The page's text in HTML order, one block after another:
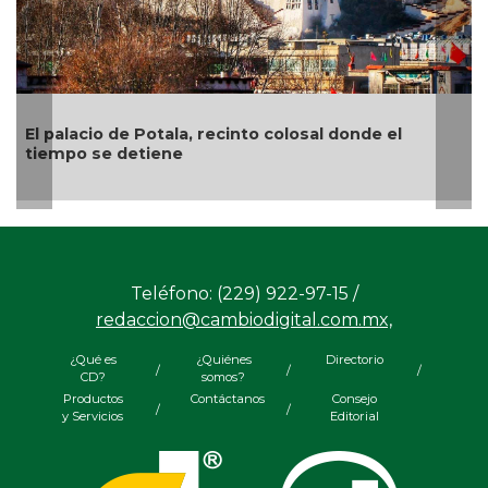
colosal donde el
“El arte es como una
Teléfono: (229) 922-97-15 /
redaccion@cambiodigital.com.mx,
¿Qué es
CD?
/
¿Quiénes
somos?
/
Directorio
/
Productos
y Servicios
/
Contáctanos
/
Consejo
Editorial